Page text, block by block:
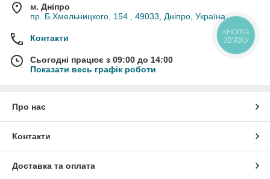
м. Дніпро
пр. Б.Хмельницкого, 154 , 49033, Дніпро, Україна
Контакти
Сьогодні працює з 09:00 до 14:00
Показати весь графік роботи
Про нас
Контакти
Доставка та оплата
КНОПКА
ЗВ'ЯЗКУ